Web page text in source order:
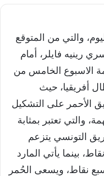
والتي من المتوقع
رينيه فايلر، أمام
الاسبوع الخامس من
أفريقيا، حيث
الأحمر على التشكيل
والتي تعتبر بمثابة
التونسي يتزعم
ترتيب المجموعة برصيد 9 نقاط، بينما يأتي المارد
نقاط، ويسعى الحُمر